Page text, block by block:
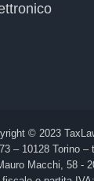
© 2023
– 10128 Torino –
Macchi, 58 -